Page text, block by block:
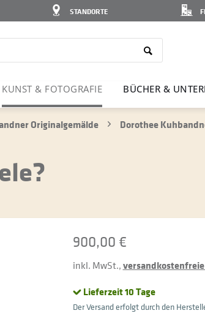
STANDORTE
KUNST & FOTO­GRAFIE BÜCHER &
Originalgemälde Dorothee
900,00 €
inkl. MwSt.,
Lieferzeit 10 Tage
Der Versand erfolgt durch den